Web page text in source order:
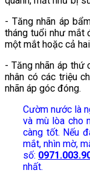
- Tăng nhãn áp
tháng tuổi như mắt
một mắt hoặc cả
- Tăng nhãn áp thứ
nhân có các triệu
nhãn áp góc đóng.
Cườm nước là
và mù lòa cho
càng tốt. Nếu
mắt, nhìn mờ,
số:
nhất.